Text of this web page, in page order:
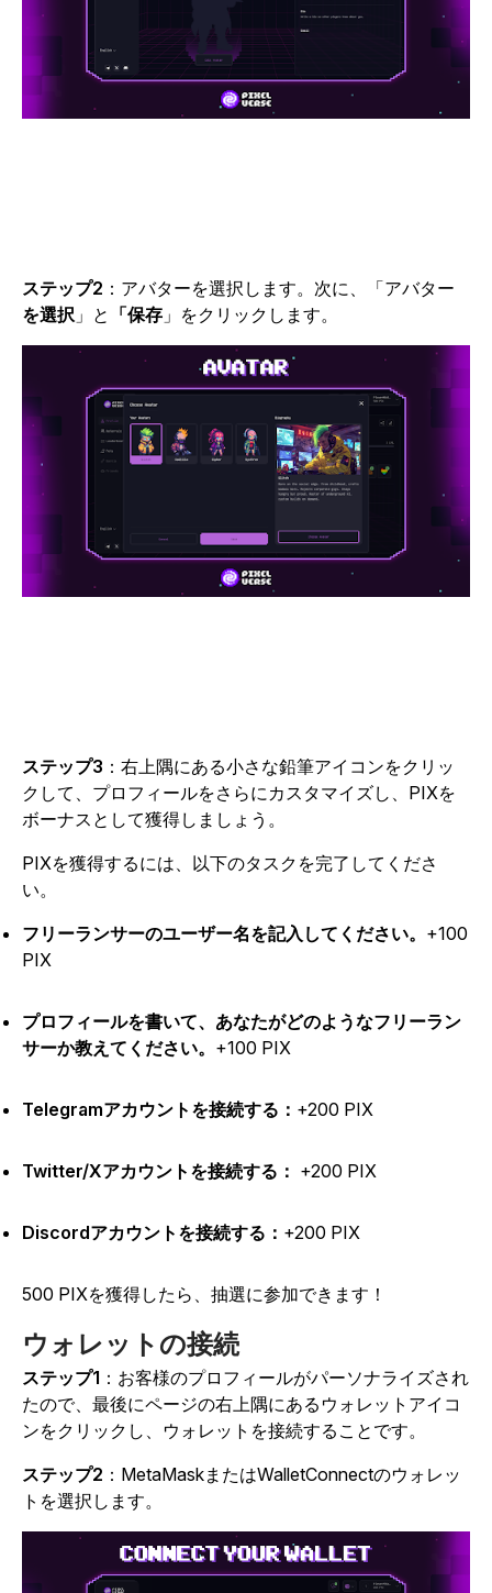
ステップ2 ：アバターを選択します。次に、「アバター
を選択 」と 「保存 」をクリックします。
ステップ3 ：右上隅にある小さな鉛筆アイコンをクリッ
クして、プロフィールをさらにカスタマイズし、PIXを
ボーナスとして獲得しましょう。
PIXを獲得するには、以下のタスクを完了してくださ
い。
フリーランサーのユーザー名を記入してください。 +100
PIX
プロフィールを書いて、あなたがどのようなフリーラン
サーか教えてください。 +100 PIX
Telegramアカウントを接続する： +200 PIX
Twitter/Xアカウントを接続する： +200 PIX
Discordアカウントを接続する： +200 PIX
500 PIXを獲得したら、抽選に参加できます！
ウォレットの接続
ステップ1 ：お客様のプロフィールがパーソナライズされ
たので、最後にページの右上隅にあるウォレットアイコ
ンをクリックし、ウォレットを接続することです。
ステップ2 ：MetaMaskまたはWalletConnectのウォレッ
トを選択します。